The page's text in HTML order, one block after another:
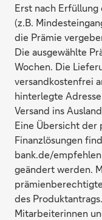
Travelite 4-
Erst nach
(z.B.
die Prämie
Die ausgewählte
Wochen. Die
versandkostenfrei
hinterlegte
Versand ins
Eine Übersicht
Finanzlösungen
bank.de/
geändert werden.
des Produktantrags.
Mitarbeiterinnen